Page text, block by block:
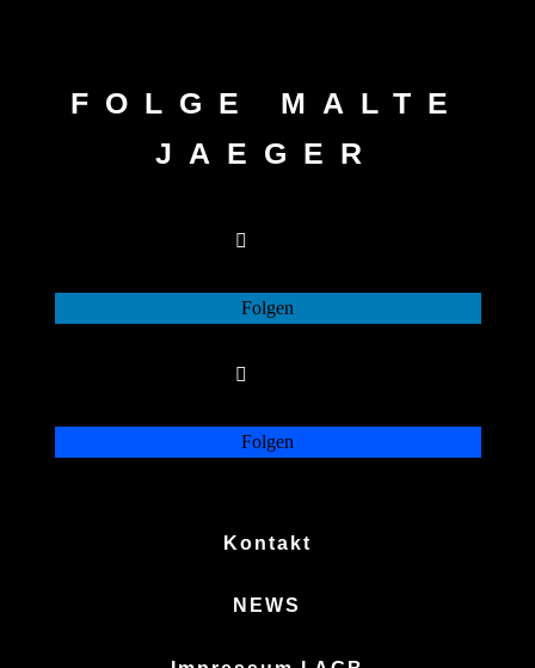
FOLGE MALTE
JAEGER
Folgen
Folgen
Kontakt
NEWS